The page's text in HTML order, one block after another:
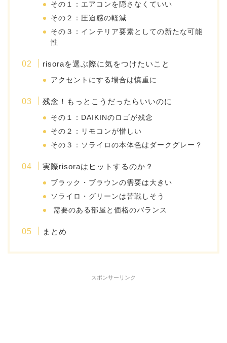
その１：エアコンを隠さなくていい
その２：圧迫感の軽減
その３：インテリア要素としての新たな可能
性
risoraを選ぶ際に気をつけたいこと
アクセントにする場合は慎重に
残念！もっとこうだったらいいのに
その１：DAIKINのロゴが残念
その２：リモコンが惜しい
その３：ソライロの本体色はダークグレー？
実際risoraはヒットするのか？
ブラック・ブラウンの需要は大きい
ソライロ・グリーンは苦戦しそう
需要のある部屋と価格のバランス
まとめ
スポンサーリンク